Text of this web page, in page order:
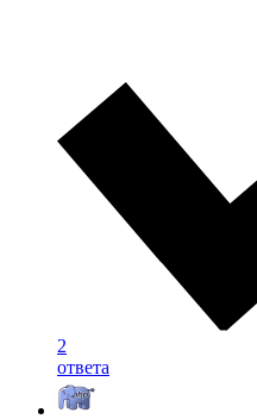
2
ответа